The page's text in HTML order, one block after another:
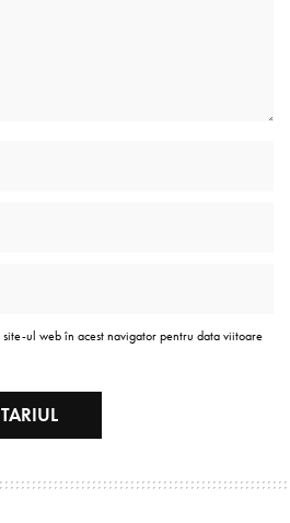
ul web în acest navigator pentru data viitoare